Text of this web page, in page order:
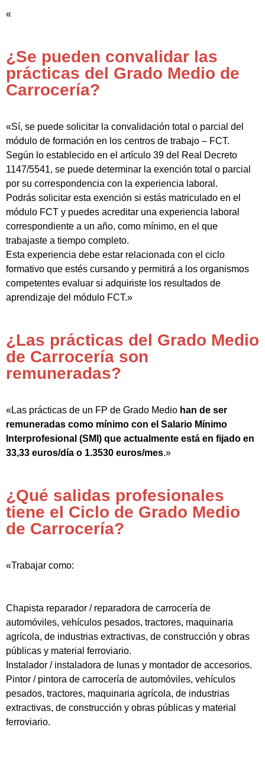
«
¿Se pueden convalidar las
prácticas del Grado Medio de
Carrocería?
«Sí, se puede solicitar la convalidación total o parcial del
módulo de formación en los centros de trabajo – FCT.
Según lo establecido en el artículo 39 del Real Decreto
1147/5541, se puede determinar la exención total o parcial
por su correspondencia con la experiencia laboral.
Podrás solicitar esta exención si estás matriculado en el
módulo FCT y puedes acreditar una experiencia laboral
correspondiente a un año, como mínimo, en el que
trabajaste a tiempo completo.
Esta experiencia debe estar relacionada con el ciclo
formativo que estés cursando y permitirá a los organismos
competentes evaluar si adquiriste los resultados de
aprendizaje del módulo FCT.»
¿Las prácticas del Grado Medio
de Carrocería son
remuneradas?
«Las prácticas de un FP de Grado Medio han de ser
remuneradas como mínimo con el Salario Mínimo
Interprofesional (SMI) que actualmente está en fijado en
33,33 euros/día o 1.3530 euros/mes.»
¿Qué salidas profesionales
tiene el Ciclo de Grado Medio
de Carrocería?
«Trabajar como:
Chapista reparador / reparadora de carrocería de
automóviles, vehículos pesados, tractores, maquinaria
agrícola, de industrias extractivas, de construcción y obras
públicas y material ferroviario.
Instalador / instaladora de lunas y montador de accesorios.
Pintor / pintora de carrocería de automóviles, vehículos
pesados, tractores, maquinaria agrícola, de industrias
extractivas, de construcción y obras públicas y material
ferroviario.